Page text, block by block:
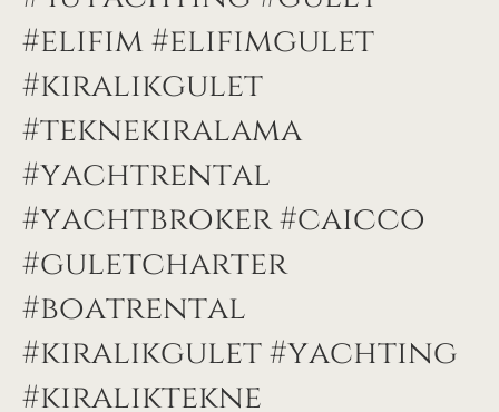
#elifim #elifimgulet
#kiralikgulet
#teknekiralama
#yachtrental
#yachtbroker #caicco
#guletcharter
#boatrental
#kiralıkgulet #yachting
#kiraliktekne